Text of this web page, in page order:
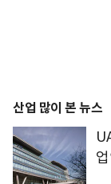
산업 많이 본 뉴스